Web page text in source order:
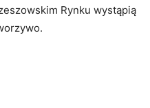
Rynku wystąpią